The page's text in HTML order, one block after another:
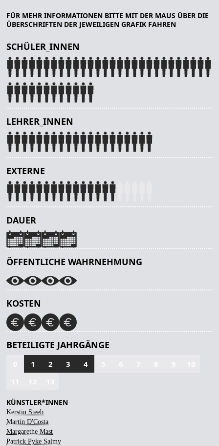
KÜNSTLER*INNEN
Kerstin Steeb
Martin D'Costa
Margarethe Mast
Patrick Pyke Salmy
FÜR MEHR INFORMATIONEN BITTE MIT DER MAUS ÜBER DIE
ÜBERSCHRIFTEN DER JEWEILIGEN GRAFIK FAHREN
SCHÜLER_INNEN
LEHRER_INNEN
EXTERNE
DAUER
ÖFFENTLICHE WAHRNEHMUNG
KOSTEN
BETEILIGTE JAHRGÄNGE
1 2 3 4